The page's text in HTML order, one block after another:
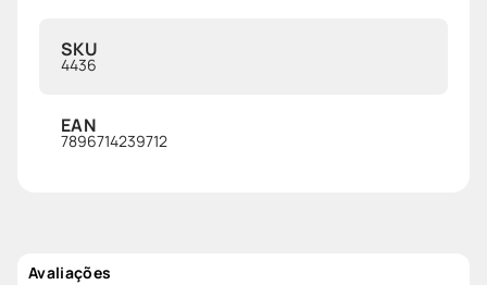
SKU
4436
EAN
7896714239712
Avaliações